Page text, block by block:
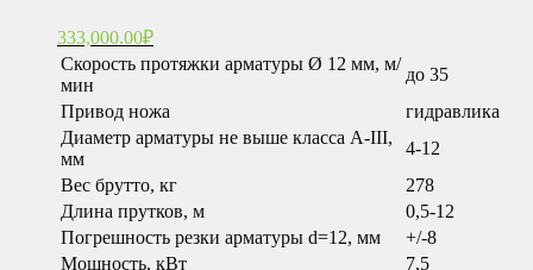
333,000.00₽
Скорость протяжки арматуры Ø 12 мм, м/
мин
до 35
Привод ножа
гидравлика
Диаметр арматуры не выше класса A-III,
мм
4-12
Вес брутто, кг
278
Длина прутков, м
0,5-12
Погрешность резки арматуры d=12, мм
+/-8
Мощность, кВт
7,5